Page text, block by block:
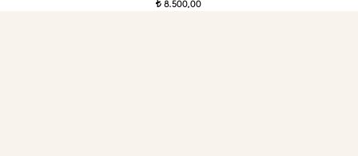
t8.500,00